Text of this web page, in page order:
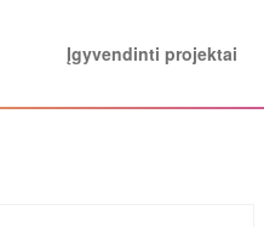
Įgyvendinti projektai